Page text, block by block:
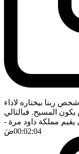
ربنا بيختاره لاداء
المسيح. فبالتالي
يقيم مملكة داود مرة -
00:02:04ضَ